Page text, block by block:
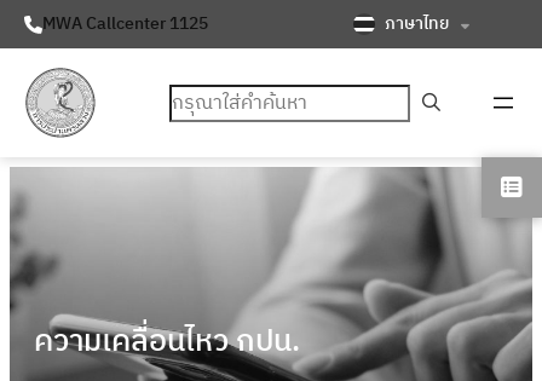
MWA Callcenter 1125 ภาษาไทย
ค้นหา
ความเคลื่อนไหว กปน.